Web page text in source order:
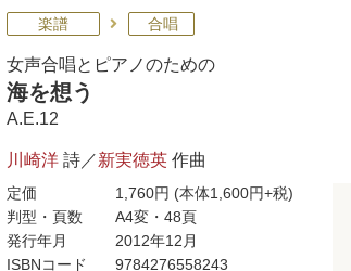
楽譜 合唱
女声合唱とピアノのための
海を想う
A.E.12
川崎洋 詩／新実徳英 作曲
定価 1,760円 (本体1,600円+税)
判型・頁数
A4変・48頁
発行年月
2012年12月
ISBNコード
9784276558243